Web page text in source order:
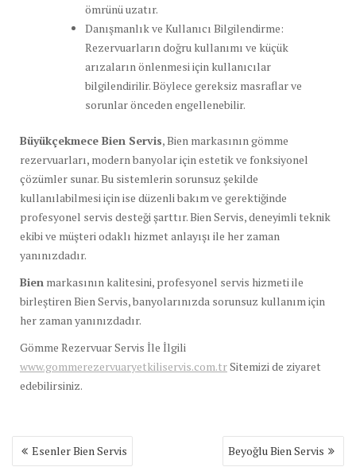
ömrünü uzatır.
Danışmanlık ve Kullanıcı Bilgilendirme:
Rezervuarların doğru kullanımı ve küçük
arızaların önlenmesi için kullanıcılar
bilgilendirilir. Böylece gereksiz masraflar ve
sorunlar önceden engellenebilir.
Büyükçekmece Bien Servis, Bien markasının gömme
rezervuarları, modern banyolar için estetik ve fonksiyonel
çözümler sunar. Bu sistemlerin sorunsuz şekilde
kullanılabilmesi için ise düzenli bakım ve gerektiğinde
profesyonel servis desteği şarttır. Bien Servis, deneyimli teknik
ekibi ve müşteri odaklı hizmet anlayışı ile her zaman
yanınızdadır.
Bien markasının kalitesini, profesyonel servis hizmeti ile
birleştiren Bien Servis, banyolarınızda sorunsuz kullanım için
her zaman yanınızdadır.
Gömme Rezervuar Servis İle İlgili
www.gommerezervuaryetkiliservis.com.trSitemizi de ziyaret
edebilirsiniz.
Yazı
gezinmesi
Esenler Bien Servis Beyoğlu Bien Servis